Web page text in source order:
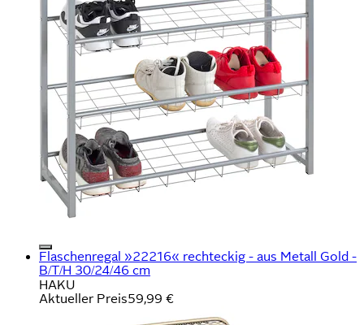
Flaschenregal »22216« rechteckig - aus Metall Gold -
B/T/H 30/24/46 cm
HAKU
Aktueller Preis59,99 €